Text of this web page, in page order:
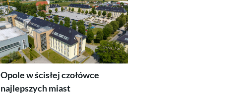
Opole w ścisłej czołówce
najlepszych miast